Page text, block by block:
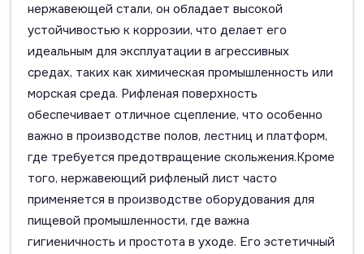
нержавеющей стали, он обладает высокой
устойчивостью к коррозии, что делает его
идеальным для эксплуатации в агрессивных
средах, таких как химическая промышленность или
морская среда. Рифленая поверхность
обеспечивает отличное сцепление, что особенно
важно в производстве полов, лестниц и платформ,
где требуется предотвращение скольжения.Кроме
того, нержавеющий рифленый лист часто
применяется в производстве оборудования для
пищевой промышленности, где важна
гигиеничность и простота в уходе. Его эстетичный